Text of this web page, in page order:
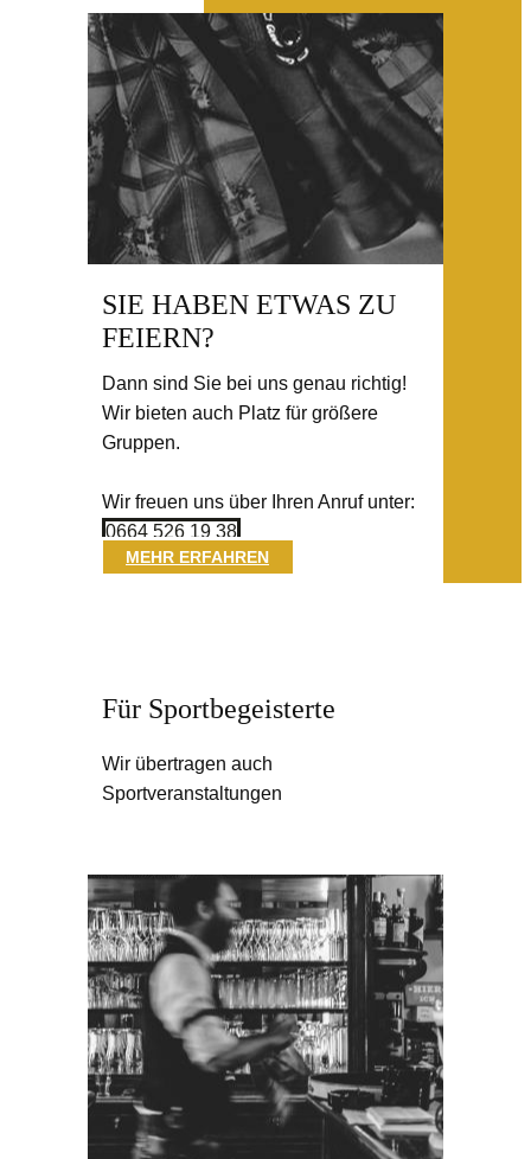
SIE HABEN ETWAS ZU
FEIERN?
Dann sind Sie bei uns genau richtig!
Wir bieten auch Platz für größere
Gruppen.
Wir freuen uns über Ihren Anruf unter:
0664 526 19 38
MEHR ERFAHREN
Für Sportbegeisterte
Wir übertragen auch
Sportveranstaltungen